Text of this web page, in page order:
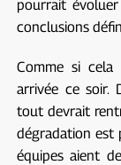
pourrait
conclusions
Comme si cela
arrivée ce soir.
tout devrait
dégradation est
équipes aient